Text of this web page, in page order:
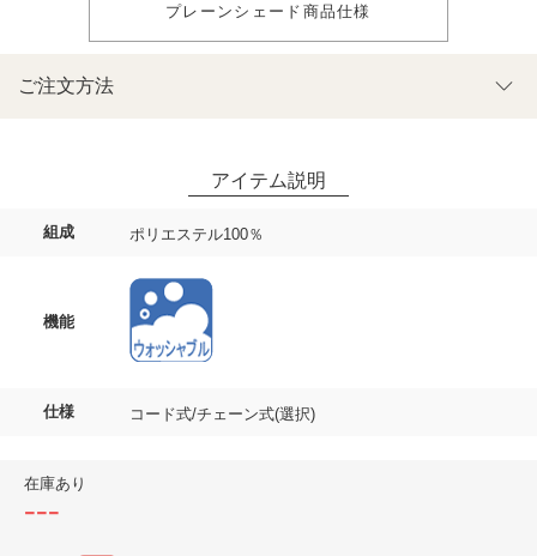
組成 ポリエステル100％
機能
仕様 コード式/チェーン式(選択)
在庫あり
---
ご注文方法
プレーンシェード商品仕様